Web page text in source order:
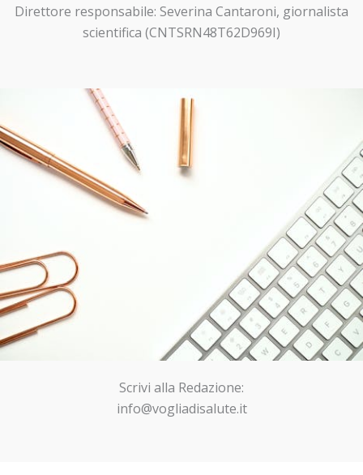
Direttore responsabile: Severina Cantaroni, giornalista
scientifica (CNTSRN48T62D969I)
Scrivi alla Redazione:
info@vogliadisalute.it